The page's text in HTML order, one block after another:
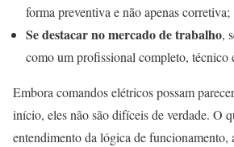
forma preventiva e não apenas corretiva;
Se destacar no mercado de trabalho,
como um profissional completo, técnico
Embora comandos elétricos possam
início, eles não são difíceis de verdade. O
entendimento da lógica de funcionamento,